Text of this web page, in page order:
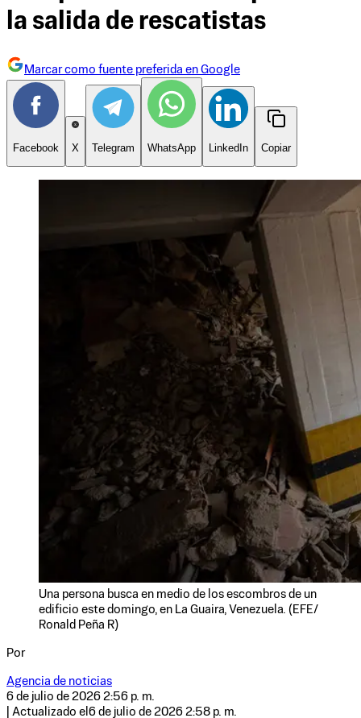
la salida de rescatistas
Marcar como fuente preferida en Google
Facebook X Telegram WhatsApp LinkedIn Copiar
Una persona busca en medio de los escombros de un
edificio este domingo, en La Guaira, Venezuela. (EFE/
Ronald Peña R)
Por
Agencia de noticias
6 de julio de 2026 2:56 p. m.
| Actualizado el 6 de julio de 2026 2:58 p. m.